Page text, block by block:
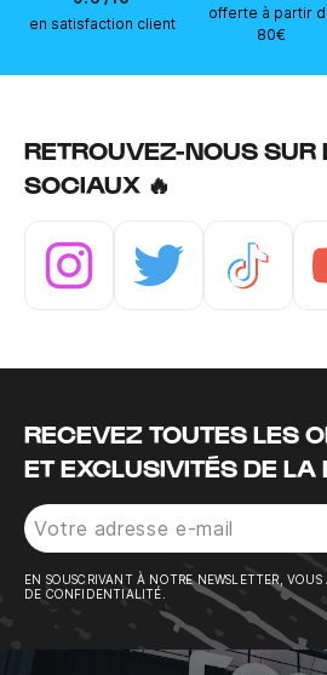
en satisfaction client
offerte à partir
80€
RETROUVEZ-NOUS SUR
SOCIAUX 🔥
RECEVEZ TOUTES LES
ET EXCLUSIVITÉS DE LA
EN SOUSCRIVANT À NOTRE NEWSLETTER,
DE CONFIDENTIALITÉ.